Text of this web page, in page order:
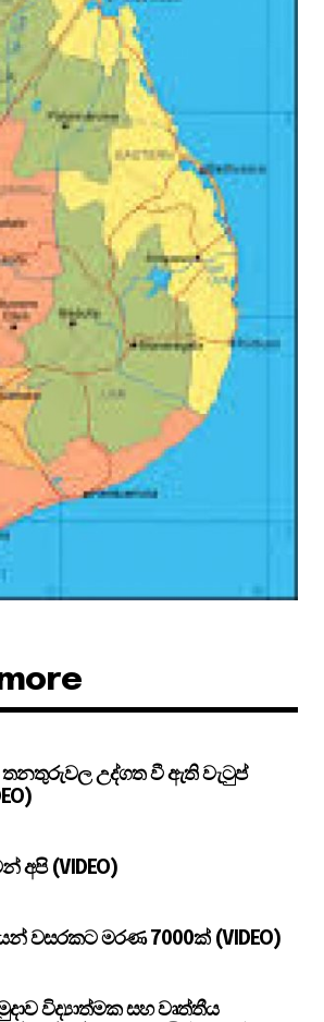
තනතුරුවල උද්ගත වී ඇති වැටුප්
අපි (VIDEO)
වසරකට මරණ 7000ක් (VIDEO)
විද්‍යාත්මක සහ වෘත්තීය